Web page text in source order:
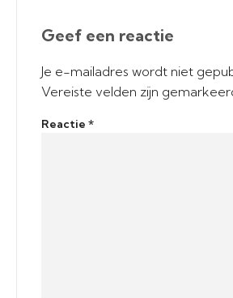
Geef een reactie
Je e-mailadres wordt niet
Vereiste velden zijn
Reactie *